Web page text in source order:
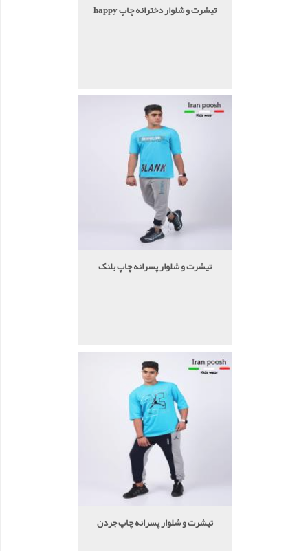
تیشرت و شلوار دخترانه چاپ happy
تیشرت و شلوار پسرانه چاپ بلنک
تیشرت و شلوار پسرانه چاپ جردن